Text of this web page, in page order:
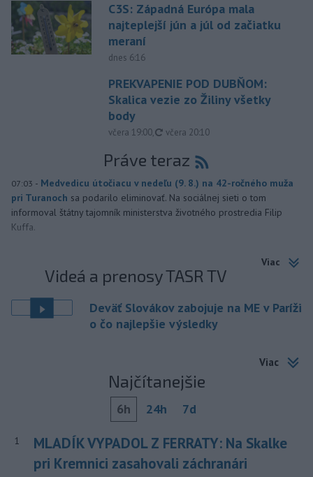
C3S: Západná Európa mala
najteplejší jún a júl od začiatku
meraní
dnes 6:16
PREKVAPENIE POD DUBŇOM:
Skalica vezie zo Žiliny všetky
body
včera 19:00, aktualizované
včera 20:10
Práve teraz
07:03 - Medvedicu útočiacu v nedeľu (9. 8.) na 42-ročného muža
pri Turanoch sa podarilo eliminovať. Na sociálnej sieti o tom
informoval štátny tajomník ministerstva životného prostredia Filip
Kuffa.
Viac
Videá a prenosy TASR TV
Deväť Slovákov zabojuje na ME v Paríži
o čo najlepšie výsledky
Viac
Najčítanejšie
6h 24h 7d
1
MLADÍK VYPADOL Z FERRATY: Na Skalke
pri Kremnici zasahovali záchranári